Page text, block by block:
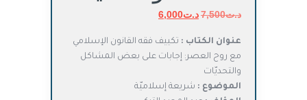
د.ت7,500 السعر
هو:
د.ت7,500.
د.ت6,000السعر
هو:
د.ت6,000.
عنوان الكتاب : تكييف فقه القانون الإسلامي
مع روح العصر: إجابات على بعض المشاكل
والتحديّات
الموضوع : شريعة إسلاميّة